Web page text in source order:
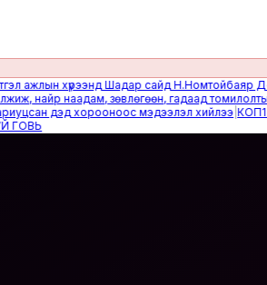
хүрээнд Шадар сайд Н.Номтойбаяр
наадам, зөвлөгөөн, гадаад томилолтыг
дэд хорооноос мэдээлэл хийлээ|КОП17